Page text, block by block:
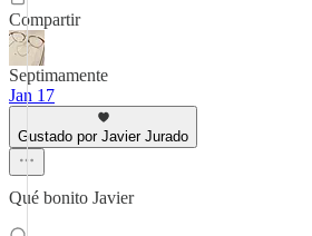
Compartir
Septimamente
Jan 17
Gustado por Javier Jurado
Qué bonito Javier